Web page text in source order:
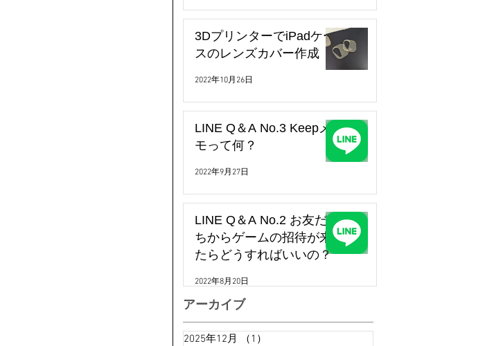
3DプリンターでiPadケー
スのレンズカバー作成
2022年10月26日
LINE Q＆A No.3 Keepメ
モって何？
2022年9月27日
LINE Q＆A No.2 お友だ
ちからゲームの招待が来
たらどうすればいいの？
2022年8月20日
アーカイブ
2025年12月 （1）